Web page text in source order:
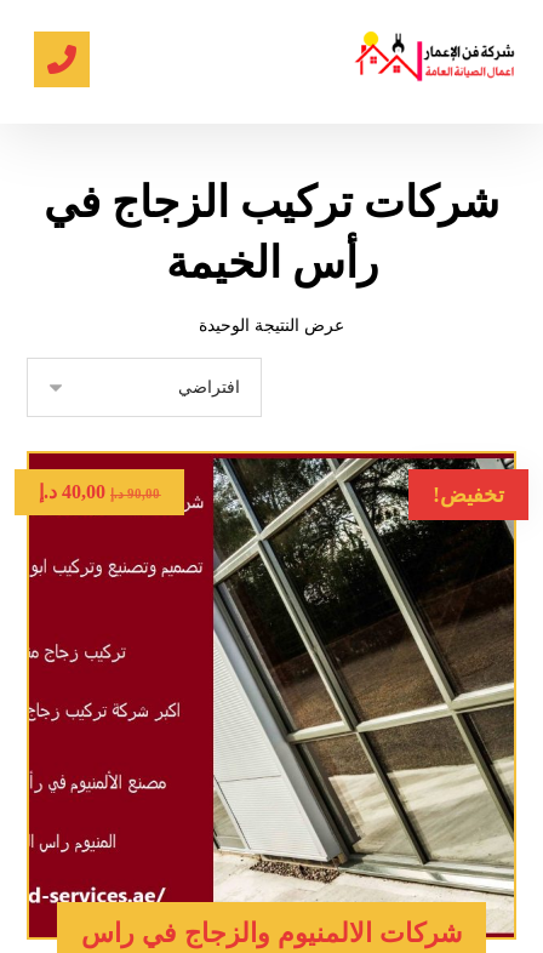
شركات تركيب الزجاج في
رأس الخيمة
عرض النتيجة الوحيدة
تخفيض!
شركات الالمنيوم والزجاج في راس
90,00 د.إ 40,00 د.إ